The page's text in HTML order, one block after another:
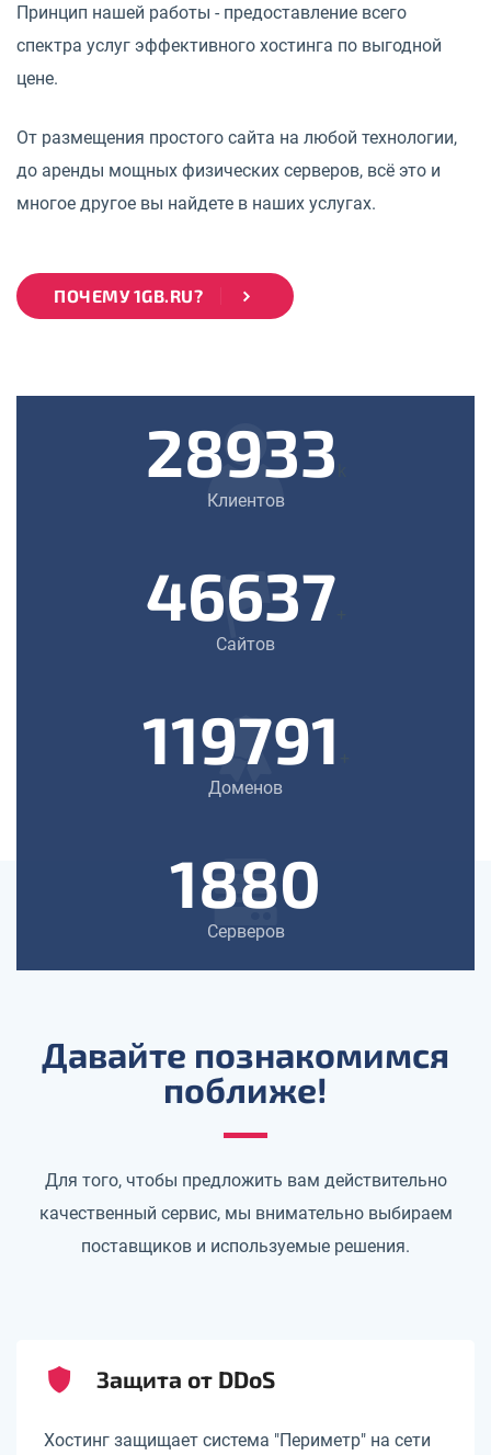
Принцип нашей работы - предоставление всего
спектра услуг эффективного хостинга по выгодной
цене.
От размещения простого сайта на любой технологии,
до аренды мощных физических серверов, всё это и
многое другое вы найдете в наших услугах.
ПОЧЕМУ 1GB.RU?
28933
Клиентов
46637
Сайтов
119791
Доменов
1880
Серверов
Давайте познакомимся
поближе!
Для того, чтобы предложить вам действительно
качественный сервис, мы внимательно выбираем
поставщиков и используемые решения.
Защита от DDoS
Хостинг защищает система "Периметр" на сети